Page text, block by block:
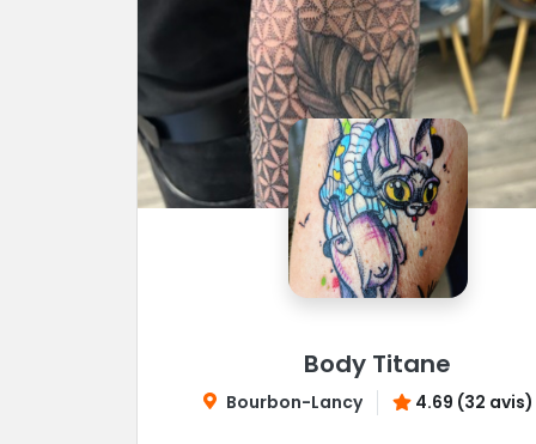
Body Titane
Bourbon-Lancy 4.69 (32 avis)